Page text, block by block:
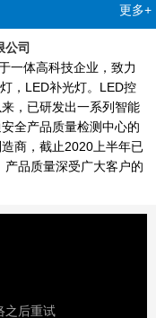
更多+
公司
一体高科技企业，致力
，LED补光灯。LED控
，已研发出一系列智能
全产品质量检测中心的
商，截止2020上半年已
品质量深受广大客户的